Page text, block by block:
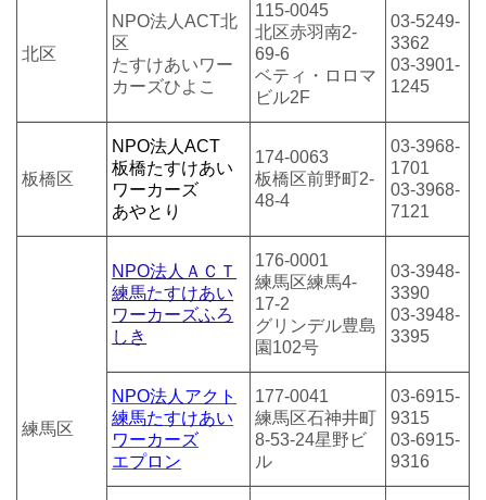
北区
NPO法人ACT北
区
たすけあいワー
カーズひよこ
115-0045
北区赤羽南2-
69-6
ベティ・ロロマ
ビル2F
03-5249-
3362
03-3901-
1245
板橋区
NPO法人ACT
板橋たすけあい
ワーカーズ
あやとり
174-0063
板橋区前野町2-
48-4
03-3968-
1701
03-3968-
7121
練馬区
NPO法人ＡＣＴ
練馬たすけあい
ワーカーズふろ
しき
176-0001
練馬区練馬4-
17-2
グリンデル豊島
園102号
03-3948-
3390
03-3948-
3395
NPO法人アクト
練馬たすけあい
ワーカーズ
エプロン
177-0041
練馬区石神井町
8-53-24星野ビ
ル
03-6915-
9315
03-6915-
9316